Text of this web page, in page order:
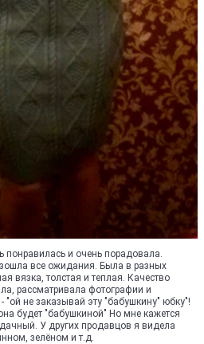
и очень порадовала.
все ожидания. Была в разных
вязка, толстая и теплая. Качество
рассматривала фотографии и
не заказывай эту "бабушкину" юбку"!
будет "бабушкиной" Но мне кажется
У других продавцов я видела
зелёном и т.д.